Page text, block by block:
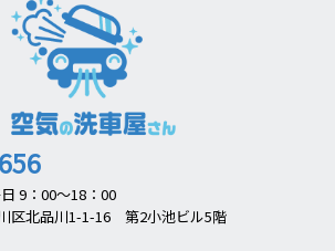
9：00～18：00
区北品川1-1-16 第2小池ビル5階